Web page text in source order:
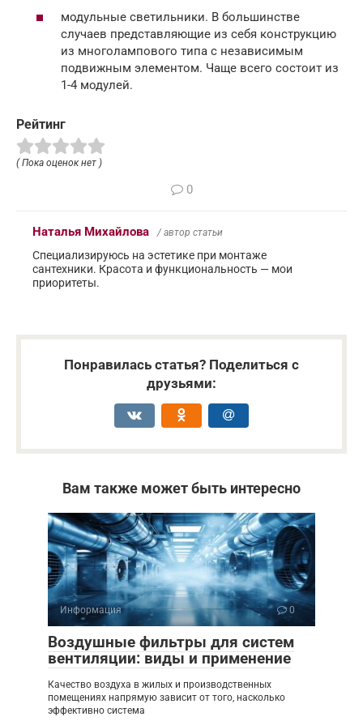
модульные светильники. В большинстве
случаев представляющие из себя конструкцию
из многолампового типа с независимым
подвижным элементом. Чаще всего состоит из
1-4 модулей.
Рейтинг
( Пока оценок нет )
0
Наталья Михайлова / автор статьи
Специализируюсь на эстетике при монтаже
сантехники. Красота и функциональность — мои
приоритеты.
Понравилась статья? Поделиться с
друзьями:
Вам также может быть интересно
Информация 0
Воздушные фильтры для систем
вентиляции: виды и применение
Качество воздуха в жилых и производственных
помещениях напрямую зависит от того, насколько
эффективно система